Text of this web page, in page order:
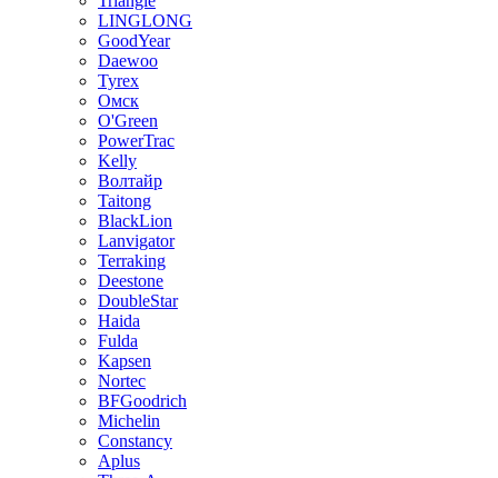
LINGLONG
GoodYear
Daewoo
Tyrex
Омск
O'Green
PowerTrac
Kelly
Волтайр
Taitong
BlackLion
Lanvigator
Terraking
Deestone
DoubleStar
Haida
Fulda
Kapsen
Nortec
BFGoodrich
Michelin
Constancy
Aplus